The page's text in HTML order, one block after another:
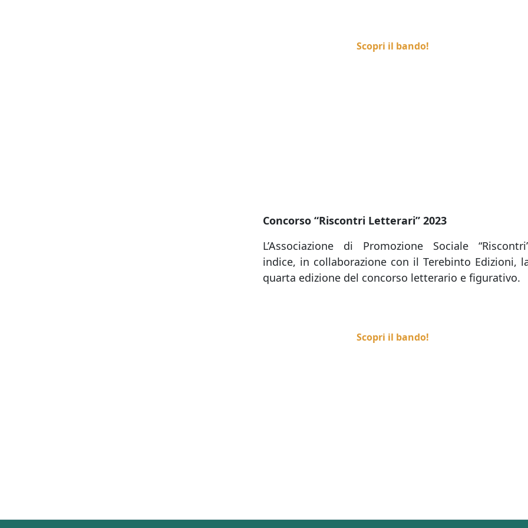
Scopri il bando!
Concorso “Riscontri Letterari” 2023
L’Associazione di Promozione Sociale
indice, in collaborazione con il Terebinto Edizioni,
quarta edizione del concorso letterario e figurativo.
Scopri il bando!